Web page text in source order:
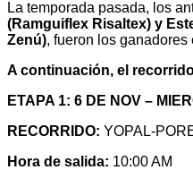
La temporada pasada, los
(Ramguiflex Risaltex) y
Zenú), fueron los
A continuación, el
ETAPA 1: 6 DE NOV –
RECORRIDO: YOPAL-
Hora de salida: 10:00 AM